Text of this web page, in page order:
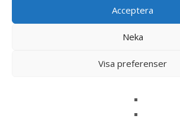
Acceptera
Neka
Visa preferenser
Bli först med att recensera
Din e-postadress kommer inte publiceras.